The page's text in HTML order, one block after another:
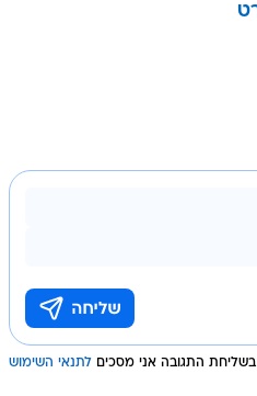
בשליחת התגובה אני מסכים לתנאי השימוש